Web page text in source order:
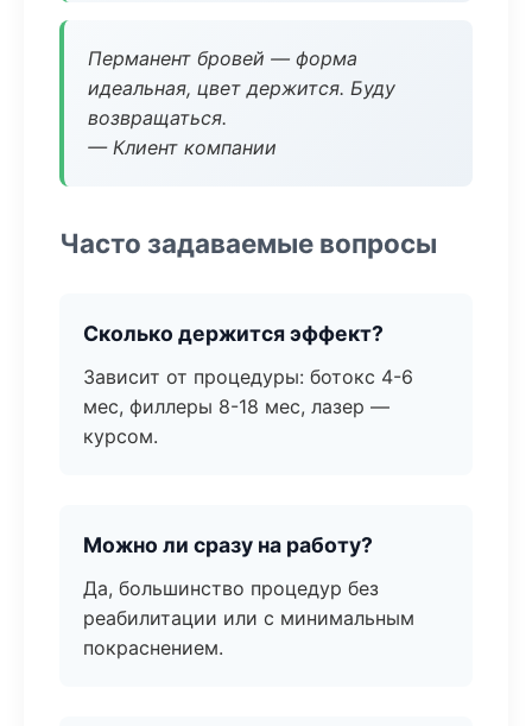
Перманент бровей — форма
идеальная, цвет держится. Буду
возвращаться.
— Клиент компании
Часто задаваемые вопросы
Сколько держится эффект?
Зависит от процедуры: ботокс 4-6
мес, филлеры 8-18 мес, лазер —
курсом.
Можно ли сразу на работу?
Да, большинство процедур без
реабилитации или с минимальным
покраснением.